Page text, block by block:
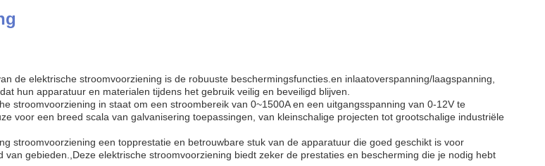
de elektrische stroomvoorziening is de robuuste beschermingsfuncties.en inlaatoverspanning/laagspanning,
hun apparatuur en materialen tijdens het gebruik veilig en beveiligd blijven.
stroomvoorziening in staat om een stroombereik van 0~1500A en een uitgangsspanning van 0-12V te
voor een breed scala van galvanisering toepassingen, van kleinschalige projecten tot grootschalige industriële
stroomvoorziening een topprestatie en betrouwbare stuk van de apparatuur die goed geschikt is voor
van gebieden.,Deze elektrische stroomvoorziening biedt zeker de prestaties en bescherming die je nodig hebt